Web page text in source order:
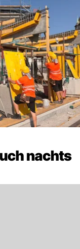
nachts